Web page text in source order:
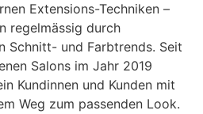
Extensions-Techniken –
regelmässig durch
Schnitt- und Farbtrends. Seit
Salons im Jahr 2019
Kundinnen und Kunden mit
Weg zum passenden Look.